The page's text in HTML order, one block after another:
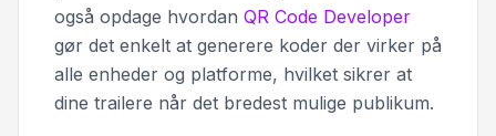
også opdage hvordan QR Code Developer
gør det enkelt at generere koder der virker på
alle enheder og platforme, hvilket sikrer at
dine trailere når det bredest mulige publikum.